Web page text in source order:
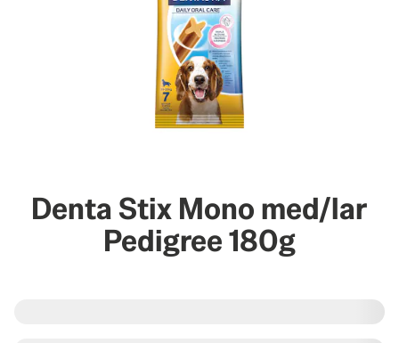
Denta Stix Mono med/lar
Pedigree 180g